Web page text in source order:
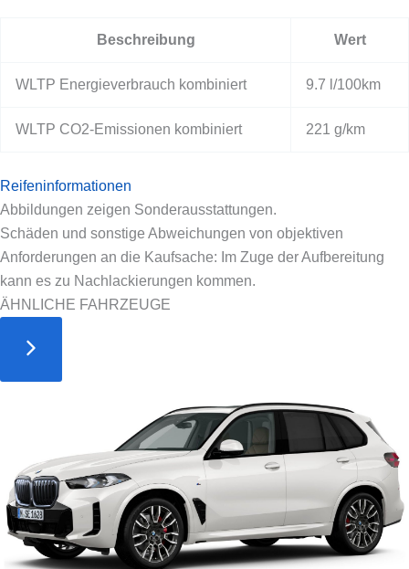
Beschreibung Wert
WLTP Energieverbrauch kombiniert 9.7 l/100km
WLTP CO2-Emissionen kombiniert 221 g/km
Reifeninformationen
Abbildungen zeigen Sonderausstattungen.
Schäden und sonstige Abweichungen von objektiven
Anforderungen an die Kaufsache: Im Zuge der Aufbereitung
kann es zu Nachlackierungen kommen.
ÄHNLICHE FAHRZEUGE